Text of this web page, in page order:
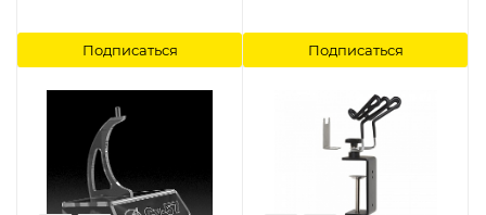
Подписаться Подписаться